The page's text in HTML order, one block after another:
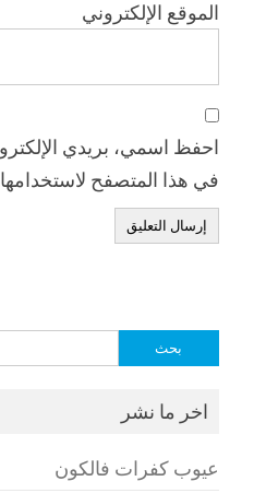
الموقع الإلكتروني
احفظ اسمي، بريدي
في هذا المتصفح
البحث
اخر ما نشر
عيوب كفرات فالكون